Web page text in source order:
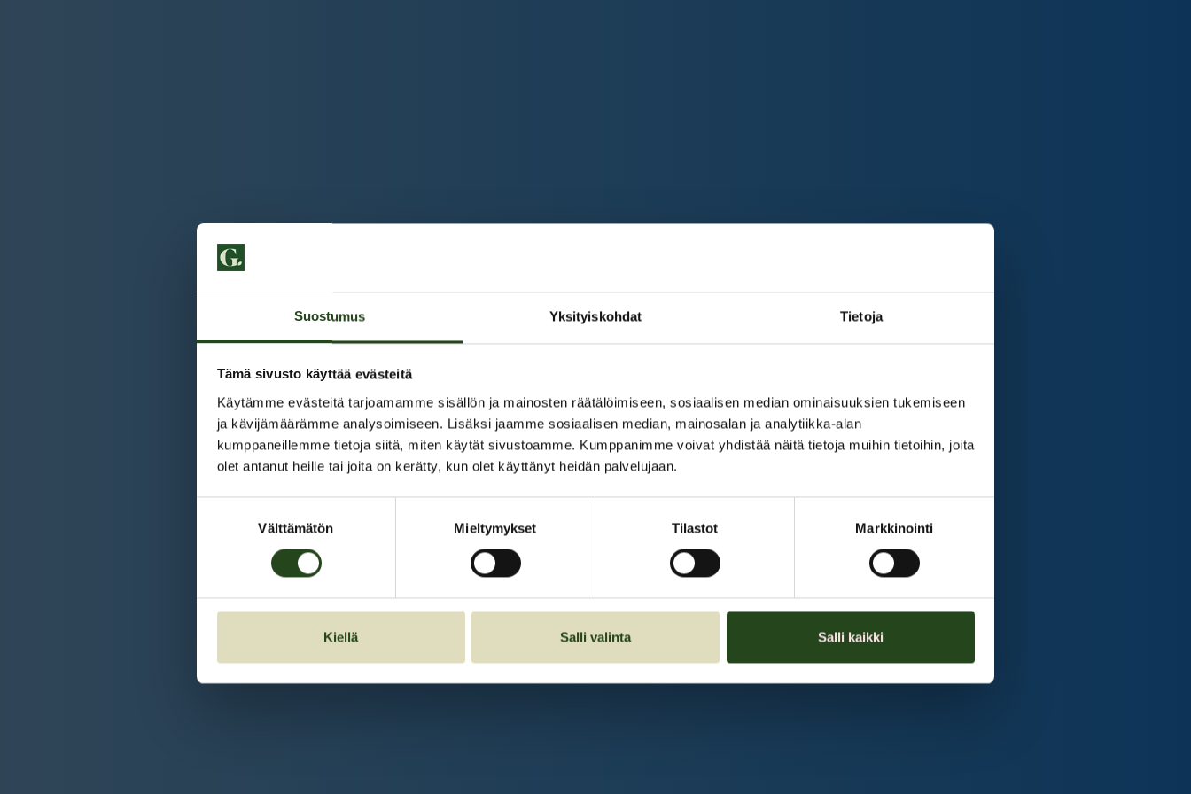
Suostumus Yksityiskohdat Tietoja
Tämä sivusto käyttää evästeitä
Käytämme evästeitä tarjoamamme sisällön ja mainosten räätälöimiseen, sosiaalisen median ominaisuuksien tukemiseen
ja kävijämäärämme analysoimiseen. Lisäksi jaamme sosiaalisen median, mainosalan ja analytiikka-alan
kumppaneillemme tietoja siitä, miten käytät sivustoamme. Kumppanimme voivat yhdistää näitä tietoja muihin tietoihin, joita
olet antanut heille tai joita on kerätty, kun olet käyttänyt heidän palvelujaan.
Välttämätön Mieltymykset Tilastot Markkinointi
Kiellä Salli valinta Salli kaikki
Kauppakeskus Grani
Intranet
Et ole kirjautunut sisään.Kirjaudu sisään